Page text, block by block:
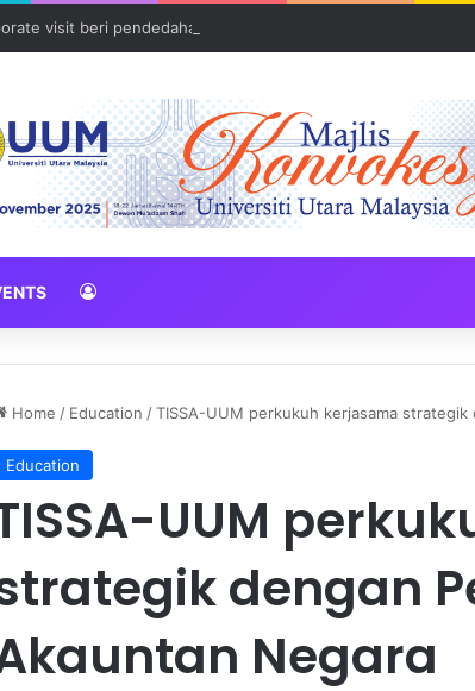
visit beri pendedahan dunia korporat kepada PELAJAR
Home / Education /TISSA-UUM perkukuh kerjasama
Education
UUM
dengan
Negara